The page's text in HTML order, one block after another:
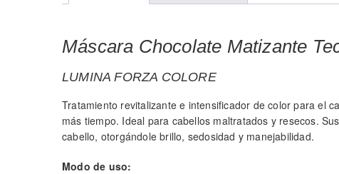
Máscara Chocolate Matizante
LUMINA FORZA COLORE
Tratamiento revitalizante e intensificador de color para el
más tiempo. Ideal para cabellos maltratados y resecos.
cabello, otorgándole brillo, sedosidad y manejabilidad.
Modo de uso: